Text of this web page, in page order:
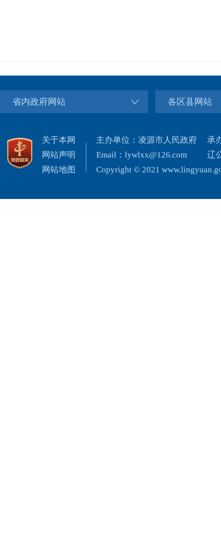
省内政府网站 各区县网站
关于本网
网站声明
网站地图
主办单位：凌源市人民政府
Email：lywlxx@126.com
Copyright © 2021
承
辽